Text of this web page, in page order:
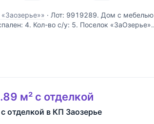
· Лот: 9919289. Дом с мебелью
4. Кол-во с/у: 5. Поселок «ЗаОзерье».
для покупателя. Выполненные из
виллы формируют
м² с отделкой
отделкой в КП Заозерье